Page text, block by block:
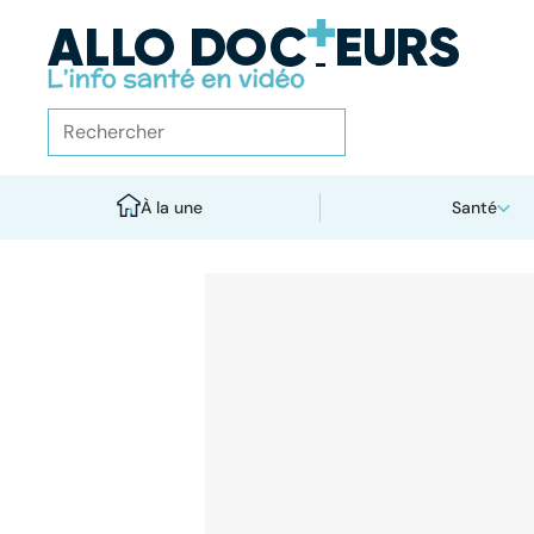
À la une Santé